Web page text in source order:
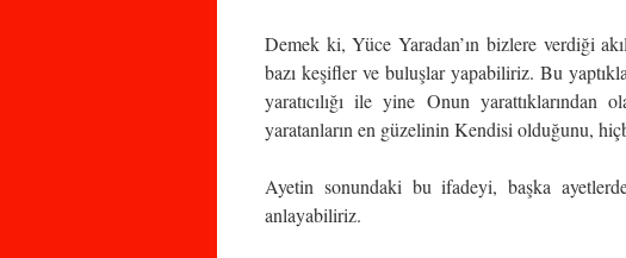
Demek ki, Yüce Yaradan’ın bizlere verdiği
bazı keşifler ve buluşlar yapabiliriz. Bu
yaratıcılığı ile yine Onun yarattıklarından
yaratanların en güzelinin Kendisi olduğunu,
Ayetin sonundaki bu ifadeyi, başka
anlayabiliriz.